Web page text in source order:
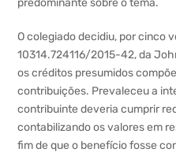
predominante sobre o tema.
O colegiado decidiu, por cinco
10314.724116/2015-42, da
os créditos presumidos
contribuições. Prevaleceu a
contribuinte deveria cumprir
contabilizando os valores em
fim de que o benefício fosse